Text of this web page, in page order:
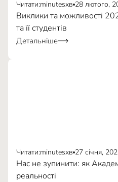
Креативність
Читати:minutesхв 28 лютого,
Виклики та можливості
та її студентів
Детальніше
Читати:minutesхв 27 січня,
Нас не зупинити: як
реальності